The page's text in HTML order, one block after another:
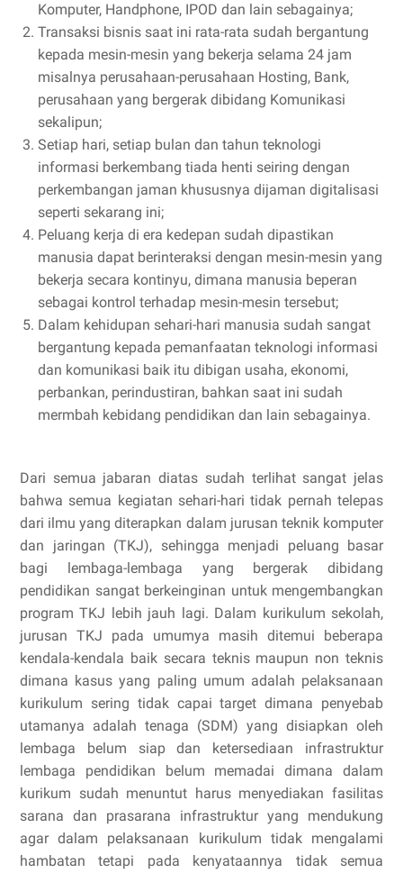
Komputer, Handphone, IPOD dan lain sebagainya;
Transaksi bisnis saat ini rata-rata sudah bergantung
kepada mesin-mesin yang bekerja selama 24 jam
misalnya perusahaan-perusahaan Hosting, Bank,
perusahaan yang bergerak dibidang Komunikasi
sekalipun;
Setiap hari, setiap bulan dan tahun teknologi
informasi berkembang tiada henti seiring dengan
perkembangan jaman khususnya dijaman digitalisasi
seperti sekarang ini;
Peluang kerja di era kedepan sudah dipastikan
manusia dapat berinteraksi dengan mesin-mesin yang
bekerja secara kontinyu, dimana manusia beperan
sebagai kontrol terhadap mesin-mesin tersebut;
Dalam kehidupan sehari-hari manusia sudah sangat
bergantung kepada pemanfaatan teknologi informasi
dan komunikasi baik itu dibigan usaha, ekonomi,
perbankan, perindustiran, bahkan saat ini sudah
mermbah kebidang pendidikan dan lain sebagainya.
Dari semua jabaran diatas sudah terlihat sangat jelas
bahwa semua kegiatan sehari-hari tidak pernah telepas
dari ilmu yang diterapkan dalam jurusan teknik komputer
dan jaringan (TKJ), sehingga menjadi peluang basar
bagi lembaga-lembaga yang bergerak dibidang
pendidikan sangat berkeinginan untuk mengembangkan
program TKJ lebih jauh lagi. Dalam kurikulum sekolah,
jurusan TKJ pada umumya masih ditemui beberapa
kendala-kendala baik secara teknis maupun non teknis
dimana kasus yang paling umum adalah pelaksanaan
kurikulum sering tidak capai target dimana penyebab
utamanya adalah tenaga (SDM) yang disiapkan oleh
lembaga belum siap dan ketersediaan infrastruktur
lembaga pendidikan belum memadai dimana dalam
kurikum sudah menuntut harus menyediakan fasilitas
sarana dan prasarana infrastruktur yang mendukung
agar dalam pelaksanaan kurikulum tidak mengalami
hambatan tetapi pada kenyataannya tidak semua